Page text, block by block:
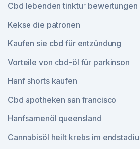
Cbd lebenden tinktur bewertungen
Kekse die patronen
Kaufen sie cbd für entzündung
Vorteile von cbd-öl für parkinson
Hanf shorts kaufen
Cbd apotheken san francisco
Hanfsamenöl queensland
Cannabisöl heilt krebs im